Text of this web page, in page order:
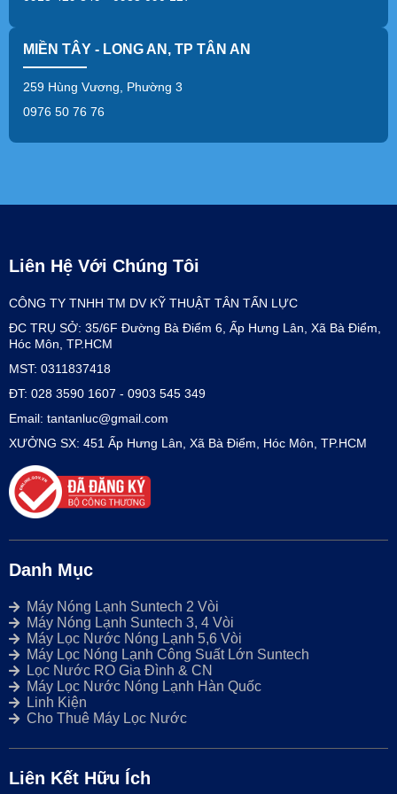
MIỀN TÂY - LONG AN, TP TÂN AN
259 Hùng Vương, Phường 3
0976 50 76 76
Liên Hệ Với Chúng Tôi
CÔNG TY TNHH TM DV KỸ THUẬT TÂN TẤN LỰC
ĐC TRỤ SỞ: 35/6F Đường Bà Điểm 6, Ấp Hưng Lân, Xã Bà Điểm,
Hóc Môn, TP.HCM
MST: 0311837418
ĐT: 028 3590 1607 - 0903 545 349
Email: tantanluc@gmail.com
XƯỞNG SX: 451 Ấp Hưng Lân, Xã Bà Điểm, Hóc Môn, TP.HCM
Danh Mục
Máy Nóng Lạnh Suntech 2 Vòi
Máy Nóng Lạnh Suntech 3, 4 Vòi
Máy Lọc Nước Nóng Lạnh 5,6 Vòi
Máy Lọc Nóng Lạnh Công Suất Lớn Suntech
Lọc Nước RO Gia Đình & CN
Máy Lọc Nước Nóng Lạnh Hàn Quốc
Linh Kiện
Cho Thuê Máy Lọc Nước
Liên Kết Hữu Ích